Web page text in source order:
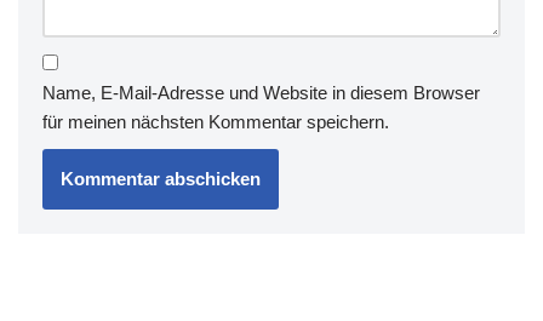
Name, E-Mail-Adresse und Website in diesem Browser
für meinen nächsten Kommentar speichern.